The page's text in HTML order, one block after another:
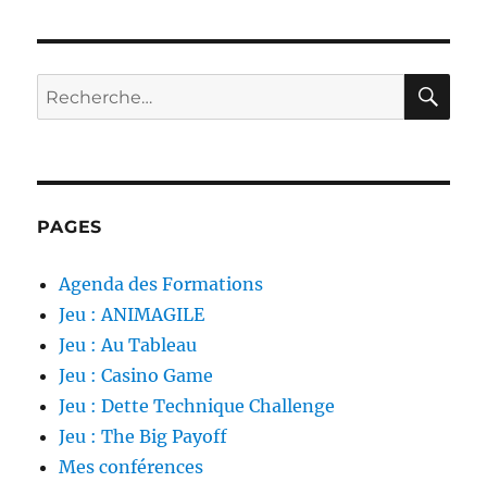
Recherche
pour :
PAGES
Agenda des Formations
Jeu : ANIMAGILE
Jeu : Au Tableau
Jeu : Casino Game
Jeu : Dette Technique Challenge
Jeu : The Big Payoff
Mes conférences